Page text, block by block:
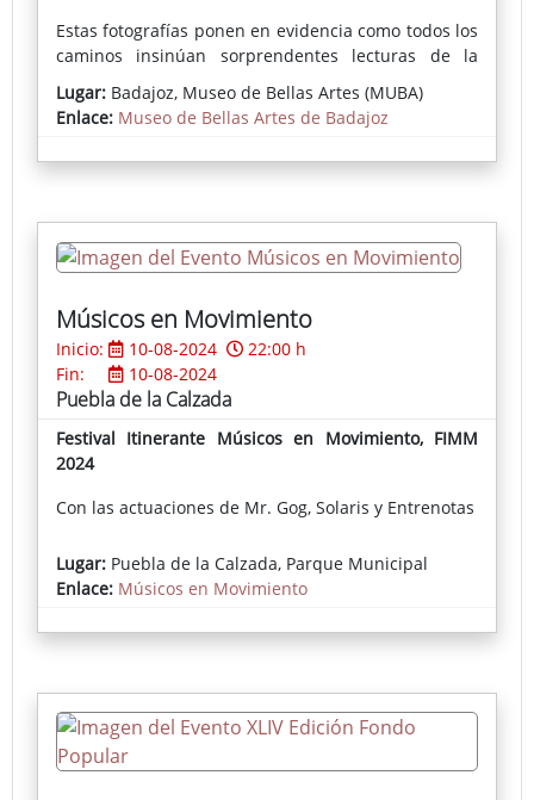
Estas fotografías ponen en evidencia como todos los
caminos insinúan sorprendentes lecturas de la
arquitectura del edificio, de algunas de las piezas y
artistas de la colección, de la vida secreta de
personajes emblemáticos de la misma,
reinterpretaciones impactantes de iconografías
público en alguna de ellas.
Lugar: Badajoz, Museo de Bellas Artes (MUBA)
Enlace: Museo de Bellas Artes de Badajoz
Músicos en Movimiento
Inicio: 10-08-2024
22:00 h
Fin:
10-08-2024
Puebla de la Calzada
Festival Itinerante Músicos en Movimiento, FIMM
2024
Con las actuaciones de Mr. Gog, Solaris y Entrenotas
Lugar: Puebla de la Calzada, Parque Municipal
Enlace: Músicos en Movimiento